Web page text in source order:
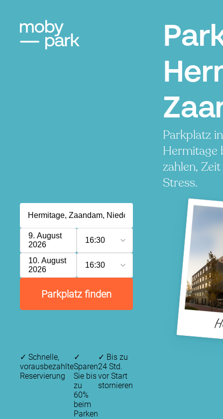
Parkplatz
Hermitage
zahlen,
Stress.
9. August
2026
16:30
10. August
2026
16:30
Parkplatz finden
✓ Schnelle,
vorausbezahlte
Reservierung
✓
Sparen
Sie bis
zu
60%
beim
Parken
✓ Bis zu
24 Std.
vor Start
stornieren